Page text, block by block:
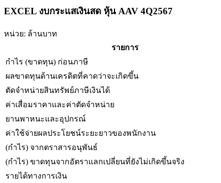
EXCEL งบกระแสเงินสด หุ้น AAV 4Q2567
หน่วย: ล้านบาท
รายการ
กำไร (ขาดทุน) ก่อนภาษี
ผลขาดทุนด้านเครดิตที่คาดว่าจะเกิดขึ้น
ตัดจำหน่ายสินทรัพย์ภาษีเงินได้
ค่าเสื่อมราคาและค่าตัดจำหน่าย
ยานพาหนะและอุปกรณ์
ค่าใช้จ่ายผลประโยชน์ระยะยาวของพนักงาน
(กำไร) จากตราสารอนุพันธ์
(กำไร) ขาดทุนจากอัตราแลกเปลี่ยนที่ยังไม่เกิดขึ้นจริง
รายได้ทางการเงิน